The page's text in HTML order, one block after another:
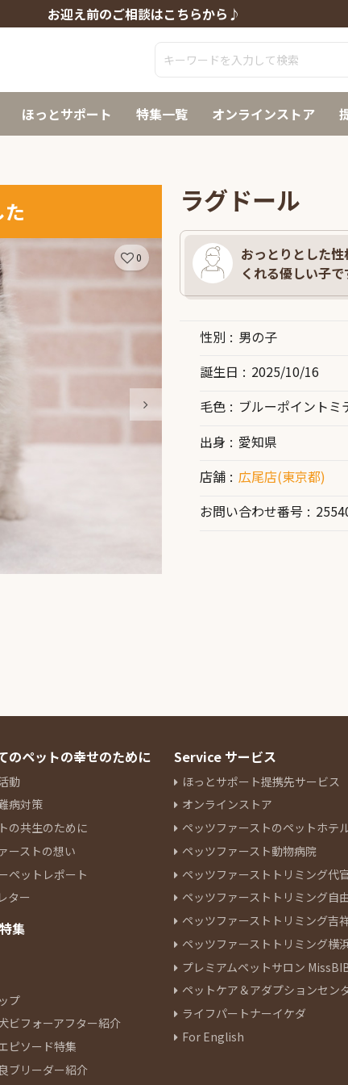
お迎え前のご相談はこちらから♪
ほっとサポート 特集一覧 オンラインストア
0
ラグドール
おっとりとした
くれる優しい子
性別
男の子
誕生日
2025/10/16
毛色
ブルーポイントミ
出身
愛知県
店舗
広尾店(東京都)
お問い合わせ番号
のペットの幸せのために
動
病対策
の共生のために
ーストの想い
ペットレポート
ター
集
プ
ビフォーアフター紹介
ピソード特集
ブリーダー紹介
Service サービス
ほっとサポート提携先サービス
オンラインストア
ペッツファーストのペットホテ
ペッツファースト動物病院
ペッツファーストトリミング代
ペッツファーストトリミング自
ペッツファーストトリミング吉
ペッツファーストトリミング横
プレミアムペットサロン
ペットケア＆アダプションセン
ライフパートナーイケダ
For English